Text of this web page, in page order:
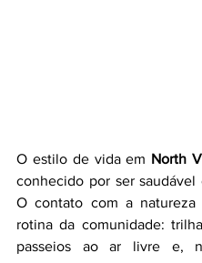
O estilo de vida em North
conhecido por ser saudável
O contato com a
rotina da comunidade:
passeios ao ar livre e,